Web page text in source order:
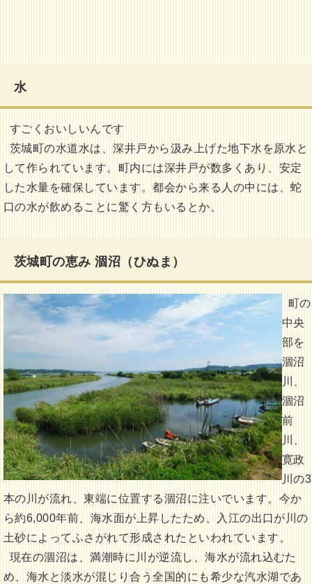
水
すごくおいしいんです
茨城町の水道水は、深井戸から汲み上げた地下水を原水と
して作られています。町内には深井戸が数多くあり、安定
した水量を確保しています。都会から来る人の中には、蛇
口の水が飲めることに驚く方もいるとか。
茨城町の恵み 涸沼（ひぬま）
町の
中央
部を
涸沼
川、
涸沼
前
川、
寛政
川の3
本の川が流れ、東端に位置する涸沼に注いでいます。今か
ら約6,000年前、海水面が上昇したため、入江の出口が川の
土砂によってふさがれて形成されたといわれています。
現在の涸沼は、満潮時に川が逆流し、海水が流れ込むた
め、海水と淡水が混じり合う全国的にも希少な汽水湖であ